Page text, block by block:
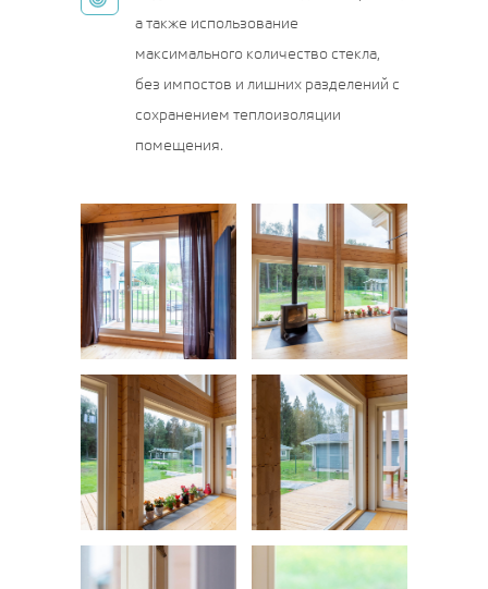
а также использование
максимального количество стекла,
без импостов и лишних разделений с
сохранением теплоизоляции
помещения.